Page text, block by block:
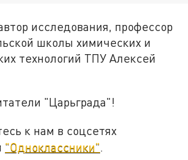
исследования, профессор
школы химических и
технологий ТПУ Алексей
"Царьграда"!
к нам в соцсетях
"Одноклассники".